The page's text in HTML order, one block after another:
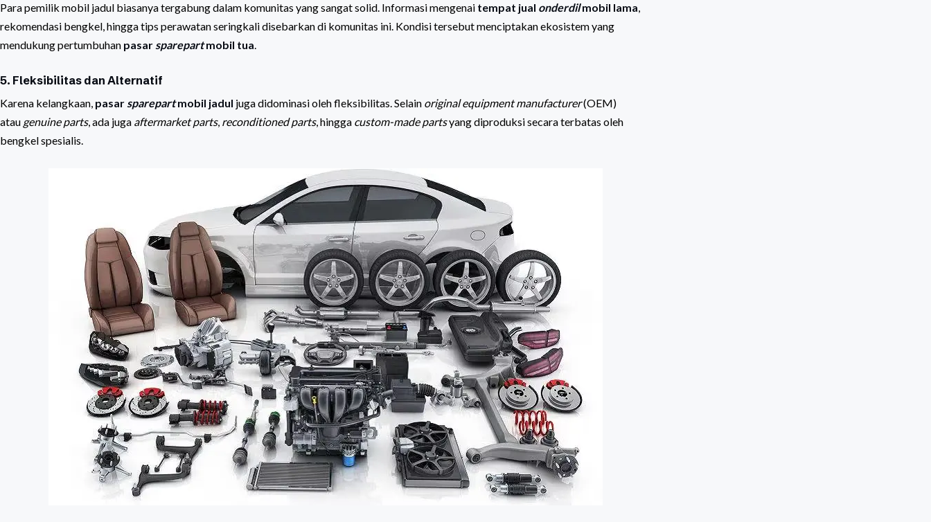
Para pemilik mobil jadul biasanya tergabung dalam komunitas yang sangat solid. Informasi mengenai tempat jual onderdilmobil lama,
rekomendasi bengkel, hingga tips perawatan seringkali disebarkan di komunitas ini. Kondisi tersebut menciptakan ekosistem yang
mendukung pertumbuhan pasar sparepartmobil tua.
5. Fleksibilitas dan Alternatif
Karena kelangkaan, pasar sparepartmobil jadul juga didominasi oleh fleksibilitas. Selain original equipment manufacturer(OEM)
atau genuine parts, ada juga aftermarket parts, reconditioned parts, hingga custom-made partsyang diproduksi secara terbatas oleh
bengkel spesialis.